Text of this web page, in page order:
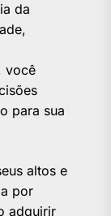
da
você
para sua
altos e
por
adquirir